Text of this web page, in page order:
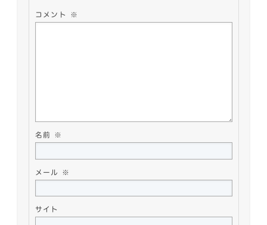
コメント ※
名前 ※
メール ※
サイト